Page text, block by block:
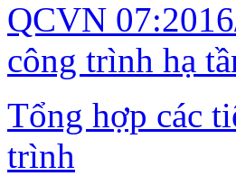
QCVN
công trình hạ
Tổng hợp các
trình